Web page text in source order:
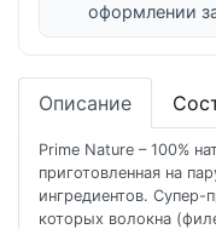
оформлении
Описание
Prime Nature – 100%
приготовленная на
ингредиентов.
которых волокна